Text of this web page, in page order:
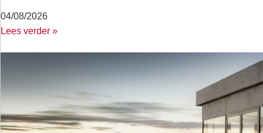
04/08/2026
Lees verder »